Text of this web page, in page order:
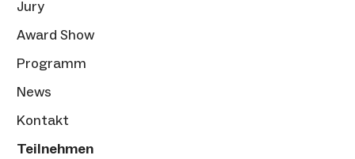
Jury
Award Show
Programm
News
Kontakt
Teilnehmen